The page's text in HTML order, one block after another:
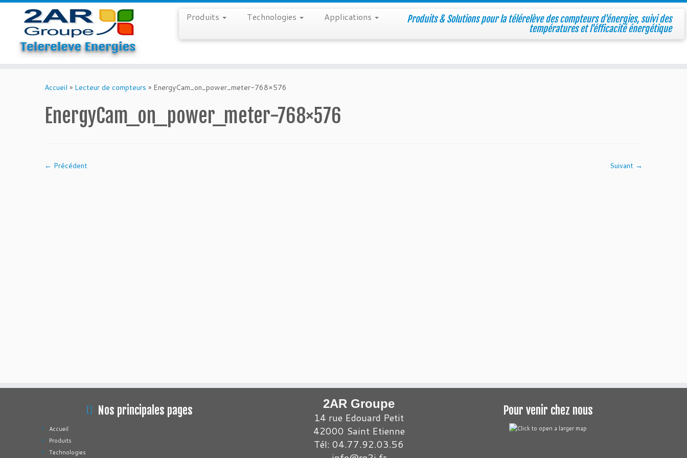
Produits & Solutions pour la télérelève des compteurs d'énergies, suivi des
températures et l'éfficacité énergétique
Produits Technologies Applications
Accueil » Lecteur de compteurs » EnergyCam_on_power_meter-768×576
EnergyCam_on_power_meter-768×576
← Précédent Suivant →
Nos principales pages
Accueil
Produits
Technologies
2AR Groupe
14 rue Edouard Petit
42000 Saint Etienne
Tél: 04.77.92.03.56
Pour venir chez nous